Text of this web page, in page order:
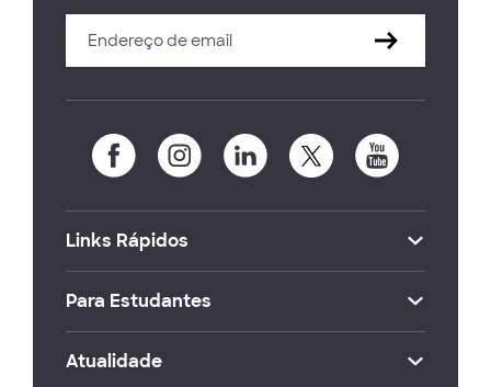
Links Rápidos
Para Estudantes
Atualidade